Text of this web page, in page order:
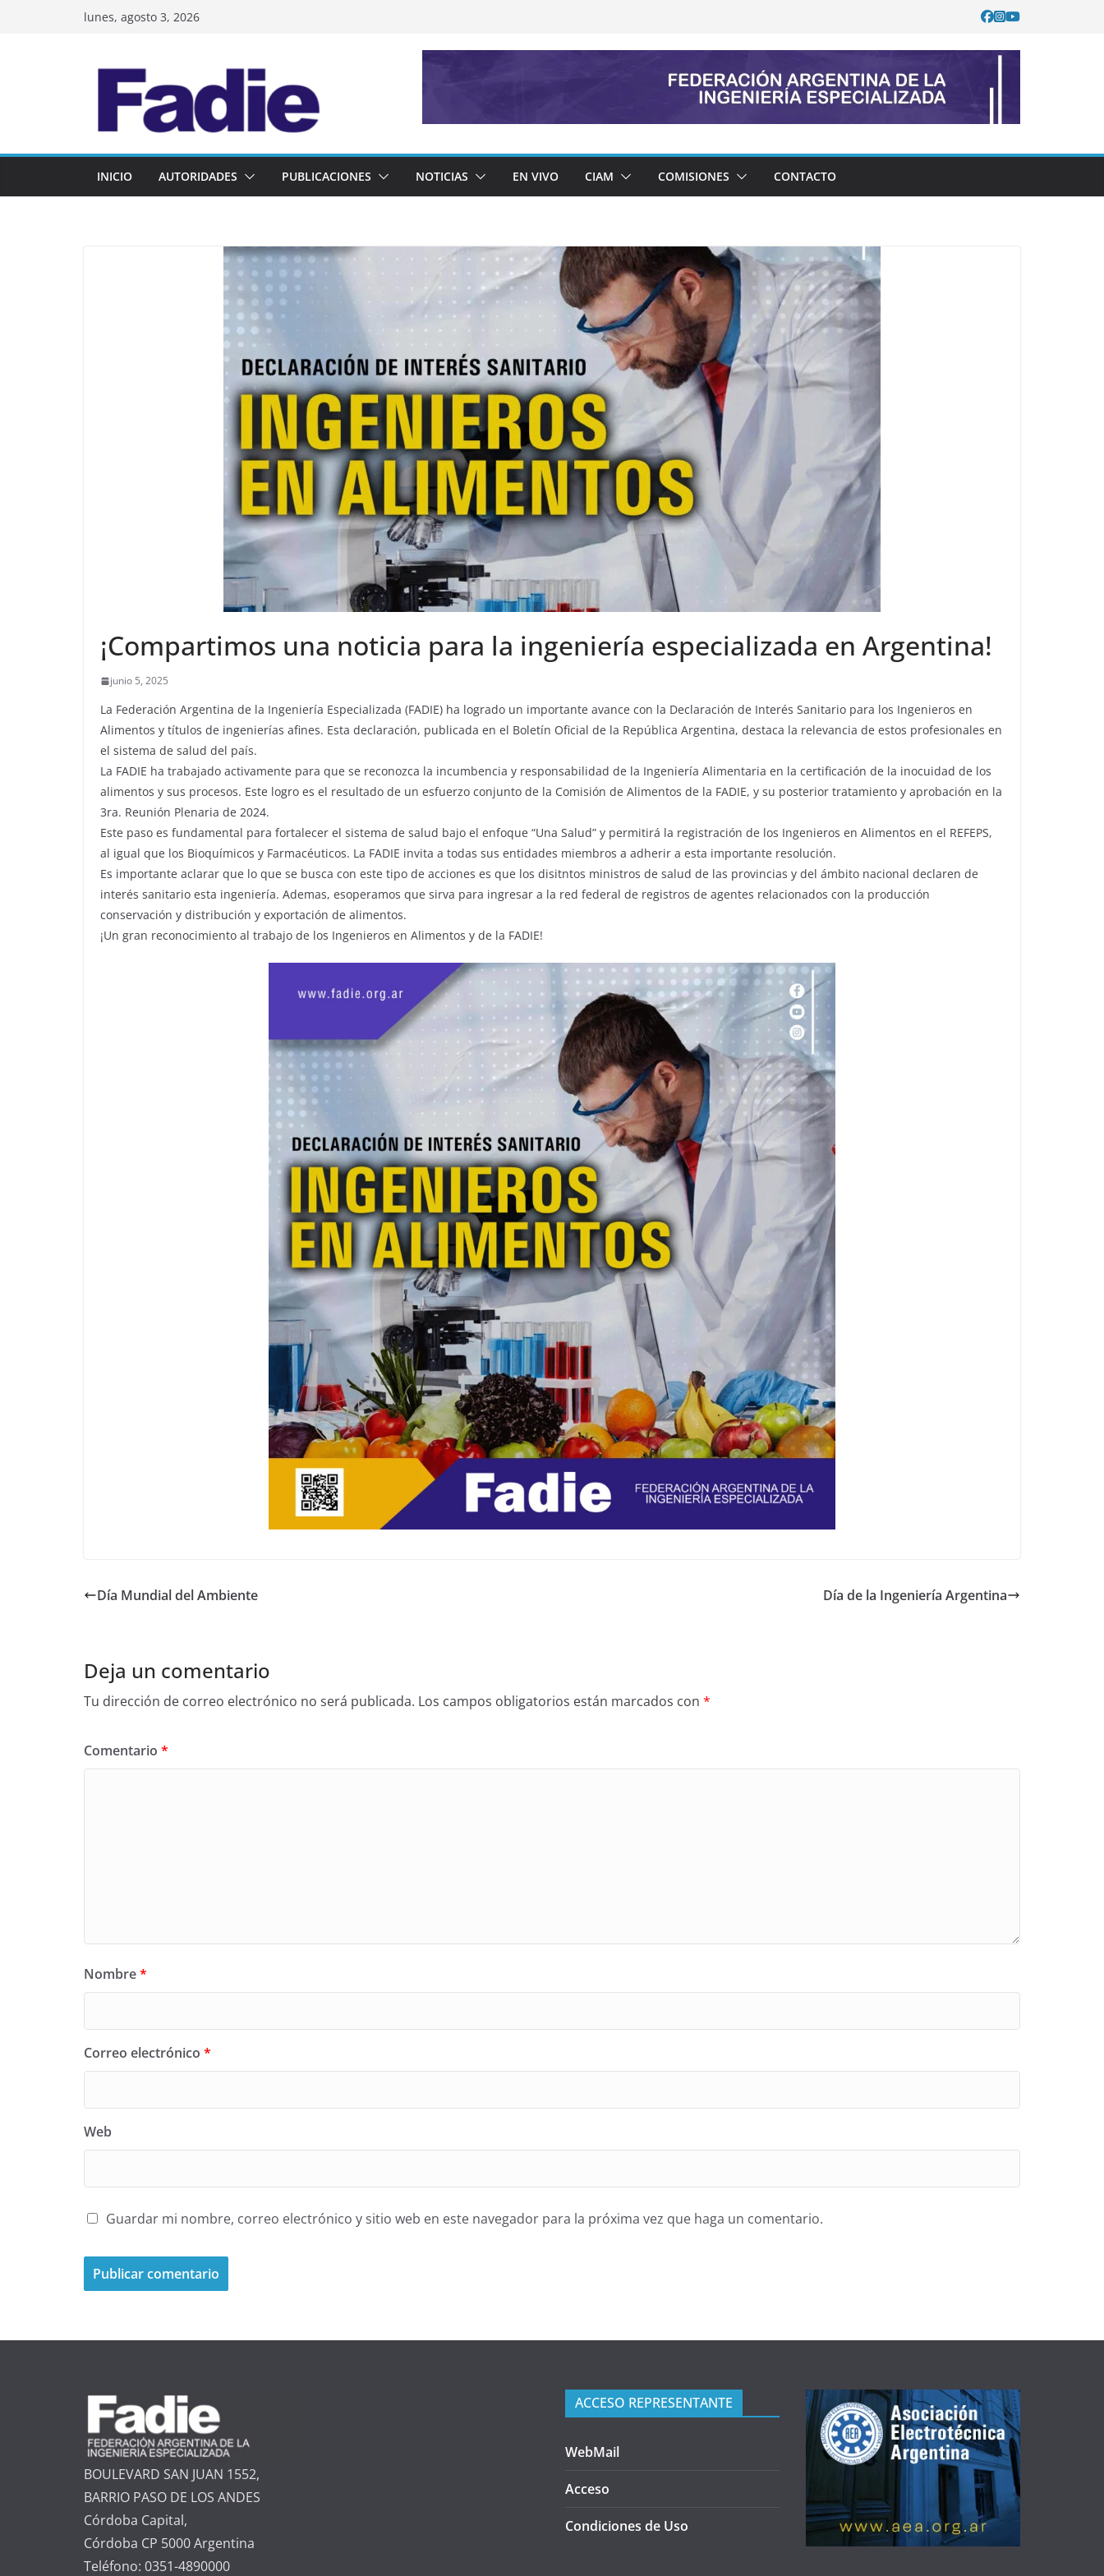
lunes, agosto 3, 2026
INICIO AUTORIDADES PUBLICACIONES NOTICIAS EN VIVO CIAM COMISIONES CONTACTO
¡Compartimos una noticia para la ingeniería especializada en Argentina!
junio 5, 2025
La Federación Argentina de la Ingeniería Especializada (FADIE) ha logrado un importante avance con la Declaración de Interés Sanitario para los Ingenieros en
Alimentos y títulos de ingenierías afines. Esta declaración, publicada en el Boletín Oficial de la República Argentina, destaca la relevancia de estos profesionales en
el sistema de salud del país.
La FADIE ha trabajado activamente para que se reconozca la incumbencia y responsabilidad de la Ingeniería Alimentaria en la certificación de la inocuidad de los
alimentos y sus procesos. Este logro es el resultado de un esfuerzo conjunto de la Comisión de Alimentos de la FADIE, y su posterior tratamiento y aprobación en la
3ra. Reunión Plenaria de 2024.
Este paso es fundamental para fortalecer el sistema de salud bajo el enfoque “Una Salud” y permitirá la registración de los Ingenieros en Alimentos en el REFEPS,
al igual que los Bioquímicos y Farmacéuticos. La FADIE invita a todas sus entidades miembros a adherir a esta importante resolución.
Es importante aclarar que lo que se busca con este tipo de acciones es que los disitntos ministros de salud de las provincias y del ámbito nacional declaren de
interés sanitario esta ingeniería. Ademas, esoperamos que sirva para ingresar a la red federal de registros de agentes relacionados con la producción
conservación y distribución y exportación de alimentos.
¡Un gran reconocimiento al trabajo de los Ingenieros en Alimentos y de la FADIE!
Día Mundial del Ambiente Día de la Ingeniería Argentina
Deja un comentario
Tu dirección de correo electrónico no será publicada. Los campos obligatorios están marcados con *
Comentario *
Nombre*
Correo electrónico *
Web
Guardar mi nombre, correo electrónico y sitio web en este navegador para la próxima vez que haga un comentario.
BOULEVARD SAN JUAN 1552,
BARRIO PASO DE LOS ANDES
Córdoba Capital,
Córdoba CP 5000 Argentina
Teléfono: 0351-4890000
ACCESO REPRESENTANTE
WebMail
Acceso
Condiciones de Uso